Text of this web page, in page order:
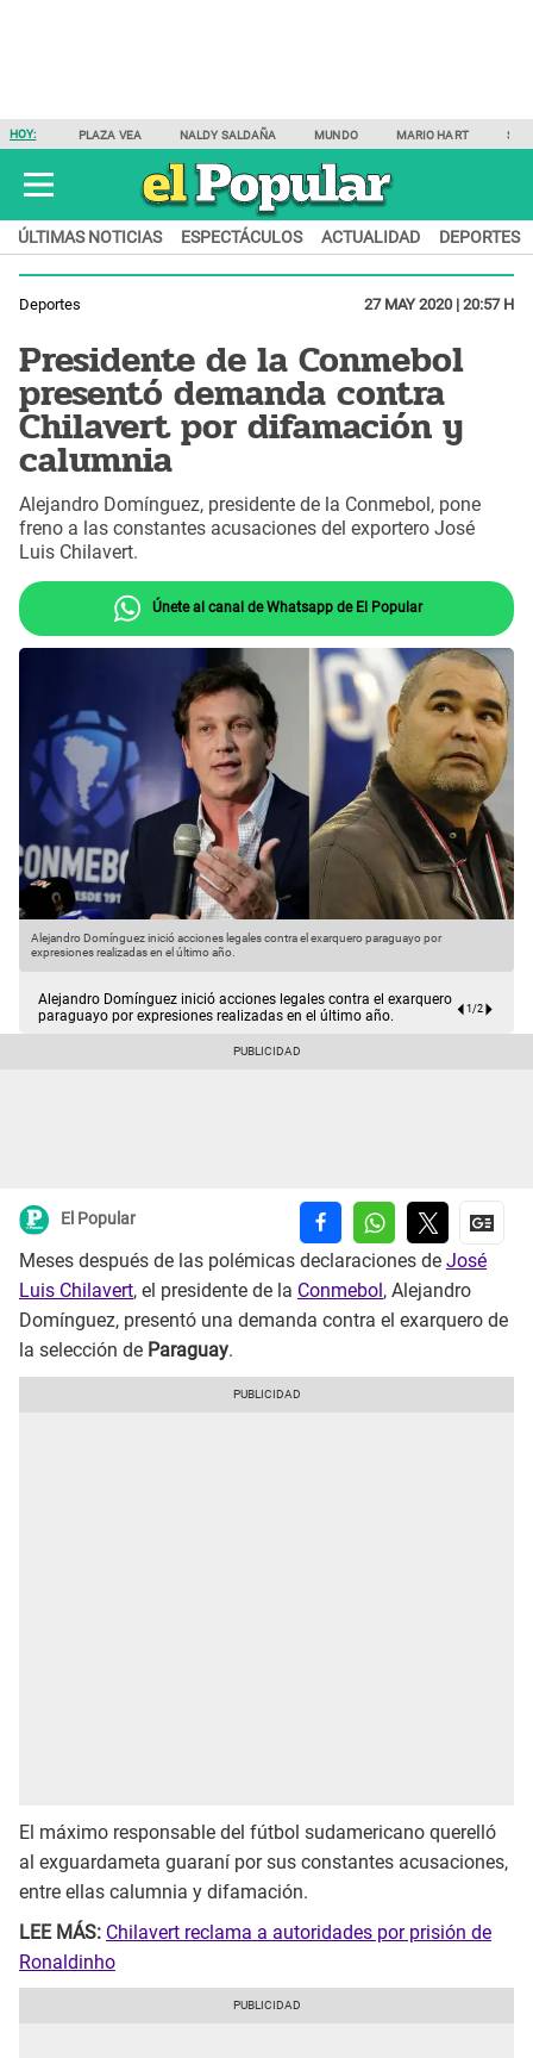
HOY: PLAZA VEA NALDY SALDAÑA MUNDO MARIO HART
ÚLTIMAS NOTICIAS ESPECTÁCULOS ACTUALIDAD DEPORTES
Deportes 27 MAY 2020 | 20:57 H
Presidente de la Conmebol
presentó demanda contra
Chilavert por difamación y
calumnia
Alejandro Domínguez, presidente de la Conmebol, pone
freno a las constantes acusaciones del exportero José
Luis Chilavert.
Únete al canal de Whatsapp de El Popular
Alejandro Domínguez inició acciones legales contra el exarquero paraguayo por
expresiones realizadas en el último año.
Alejandro Domínguez inició acciones legales contra el exarquero
paraguayo por expresiones realizadas en el último año.
1/2
El Popular
Meses después de las polémicas declaraciones de José
Luis Chilavert, el presidente de la Conmebol , Alejandro
Domínguez, presentó una demanda contra el exarquero de
la selección de Paraguay.
El máximo responsable del fútbol sudamericano querelló
al exguardameta guaraní por sus constantes acusaciones,
entre ellas calumnia y difamación.
LEE MÁS: Chilavert reclama a autoridades por prisión de
Ronaldinho